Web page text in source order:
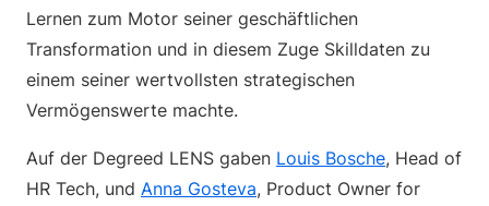
Lernen zum Motor seiner geschäftlichen
Transformation und in diesem Zuge Skilldaten zu
einem seiner wertvollsten strategischen
Vermögenswerte machte.
Auf der Degreed LENS gaben Louis Bosche, Head of
HR Tech, und Anna Gosteva, Product Owner for